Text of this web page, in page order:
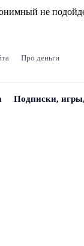
не
Про деньги
Подписки,